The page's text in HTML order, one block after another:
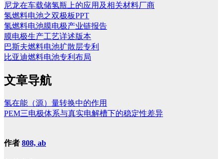
尼龙在车载储氢瓶上的应用及相关材料厂商
氢燃料电池之双极板PPT
氢燃料电池膜电极产业链报告
膜电极生产工艺详述版本
巴斯夫燃料电池扩散层专利
比亚迪燃料电池专利布局
文章导航
氢在能（源）量转换中的作用
PEM三电极体系与真实电解槽下的稳定性差异
作者 808, ab